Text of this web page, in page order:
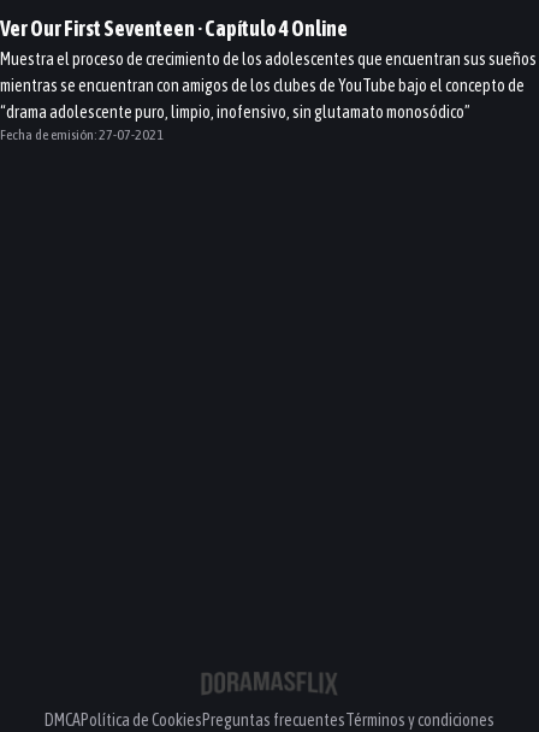
VerOur First Seventeen· Capítulo4Online
Muestra el proceso de crecimiento de los adolescentes que encuentran sus sueños
mientras se encuentran con amigos de los clubes de YouTube bajo el concepto de
“drama adolescente puro, limpio, inofensivo, sin glutamato monosódico”
Fecha de emisión:27-07-2021
DMCAPolítica de CookiesPreguntas frecuentesTérminos y condiciones